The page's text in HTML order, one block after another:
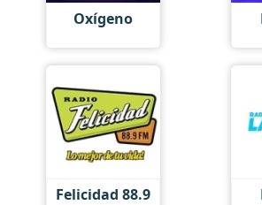
Oxígeno
Felicidad 88.9